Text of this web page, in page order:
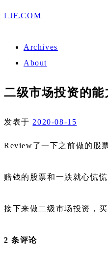
LJF.COM
Archives
About
二级市场投资的能
发表于 2020-08-15
Review了一下之前做的股
赔钱的股票和一跌就心慌
接下来做二级市场投资，
2 条评论